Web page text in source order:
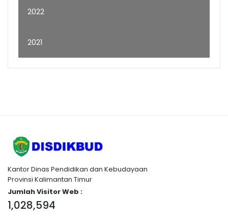
2022
2021
Kantor Dinas Pendidikan dan Kebudayaan
Provinsi Kalimantan Timur
Jumlah Visitor Web :
1,028,594